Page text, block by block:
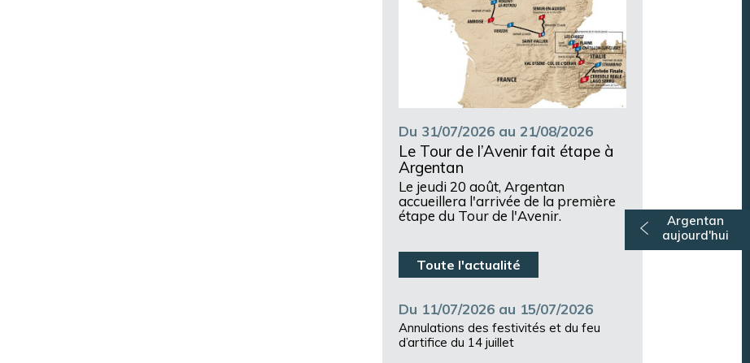
Argentan
aujourd'hui
Du 31/07/2026 au 21/08/2026
Le Tour de l’Avenir fait étape à
Argentan
Le jeudi 20 août, Argentan
accueillera l'arrivée de la première
étape du Tour de l'Avenir.
Toute l'actualité
Du 11/07/2026 au 15/07/2026
Annulations des festivités et du feu
d’artifice du 14 juillet